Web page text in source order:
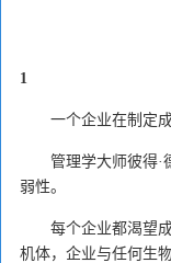
1
一个企业在制定成
管理学大师彼得·德
弱性。
每个企业都渴望成
机体，企业与任何生